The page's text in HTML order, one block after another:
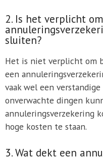
2. Is het verplicht
sluiten?
Het is niet verplicht om
een
vaak wel een
onverwachte dingen
annuleringsverzekering
hoge kosten te staan.
3. Wat dekt een